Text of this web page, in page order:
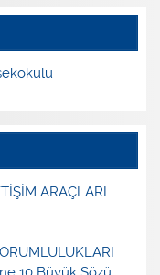
ARAÇLARI